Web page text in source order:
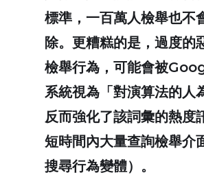
標準，一百萬人檢舉也不
除。更糟糕的是，過度的
檢舉行為，可能會被
系統視為「對演算法的人
反而強化了該詞彙的熱度
短時間內大量查詢檢舉介
搜尋行為變體）。